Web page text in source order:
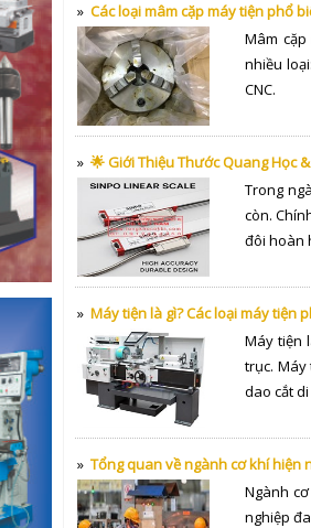
» Các loại mâm cặp máy tiện phổ
Mâm
nhiều
CNC.
» 🌟 Giới Thiệu Thước Quang Học
Trong
còn.
đôi hoàn
» Máy tiện là gì? Các loại máy tiện
Máy tiện
trục. Máy
dao cắt
» Tổng quan về ngành cơ khí hiện
Ngành
nghiệp